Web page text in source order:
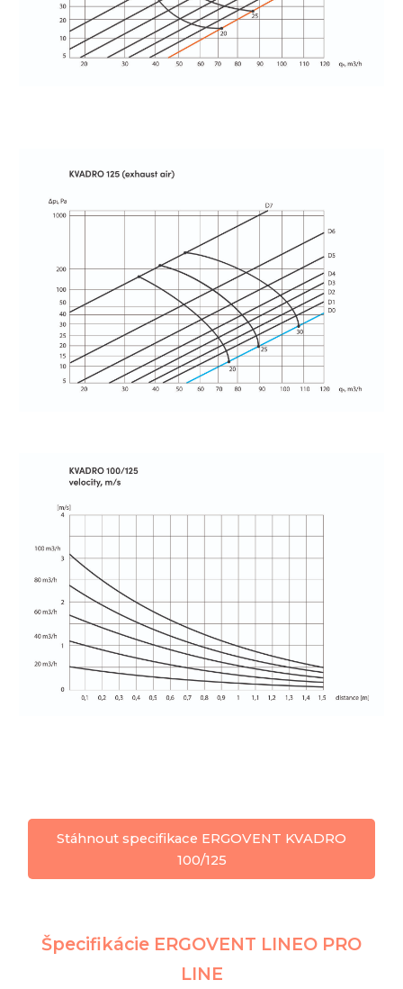
Stáhnout specifikace ERGOVENT KVADRO
100/125
Špecifikácie ERGOVENT LINEO PRO
LINE